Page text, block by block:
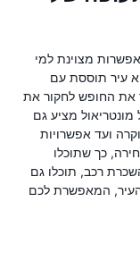
מצוינת למי
עיר תוססת עם
את החופש לחקור את
מציע גם
ועד אפשרויות
כך שתוכלו
רכב, תוכלו גם
המאפשרת לכם